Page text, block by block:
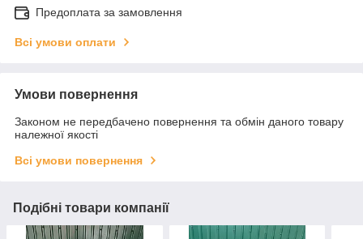
Предоплата за замовлення
Всі умови оплати
Умови повернення
Законом не передбачено повернення та обмін даного товару
належної якості
Всі умови повернення
Подібні товари компанії